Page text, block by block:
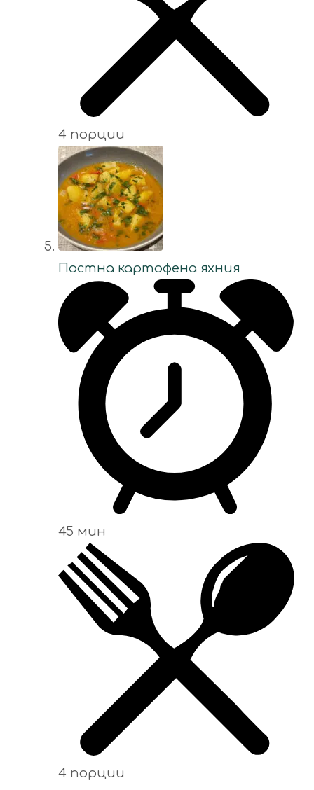
4 порции
Постна картофена яхния
45 мин
4 порции